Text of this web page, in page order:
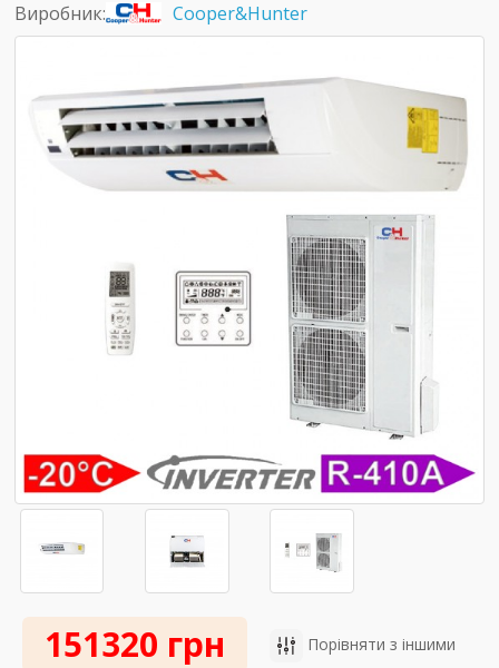
Виробник: Cooper&Hunter
151320 грн Порівняти з іншими